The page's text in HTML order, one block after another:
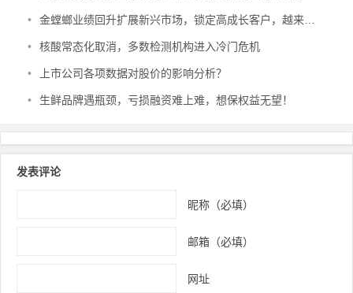
• 金螳螂业绩回升扩展新兴市场，锁定高成长客户，越来越有前途
• 核酸常态化取消，多数检测机构进入冷门危机
• 上市公司各项数据对股价的影响分析？
• 生鲜品牌遇瓶颈，亏损融资难上难，想保权益无望！
发表评论
昵称（必填）
邮箱（必填）
网址